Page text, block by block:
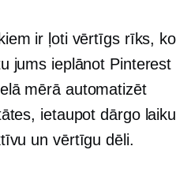
ir ļoti vērtīgs rīks, ko
jums ieplānot Pinterest
mērā automatizēt
ietaupot dārgo laiku
un vērtīgu dēli.